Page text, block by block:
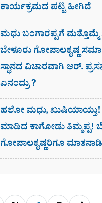
ಕಾರ್ಯಕ್ರಮದ ಪಟ್ಟಿ ಹೀಗಿದೆ
ಮಧು ಬಂಗಾರಪ್ಪಗೆ ಮತ್ತೊಮ್ಮೆ
ಬೇಳೂರು ಗೋಪಾಲಕೃಷ್ಣ
ಸ್ಥಾನದ ವಿಚಾರವಾಗಿ ಆರ್.
ಏನಂದ್ರು ?
ಹಲೋ ಮಧು, ಖುಷಿಯಾಯ್ತು!
ಮಾಡಿದ ಕಾಗೋಡು ತಿಮ್ಮಪ್ಪ!
ಗೋಪಾಲಕೃಷ್ಣರಿಗೂ